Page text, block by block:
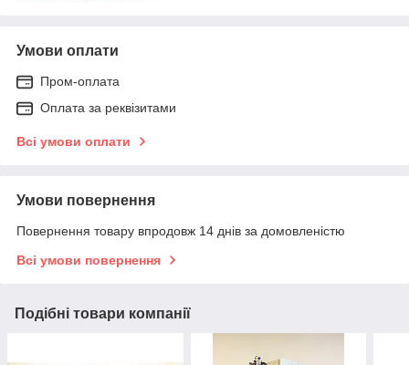
Умови оплати
Пром-оплата
Оплата за реквізитами
Всі умови оплати
Умови повернення
Повернення товару впродовж 14 днів за домовленістю
Всі умови повернення
Подібні товари компанії